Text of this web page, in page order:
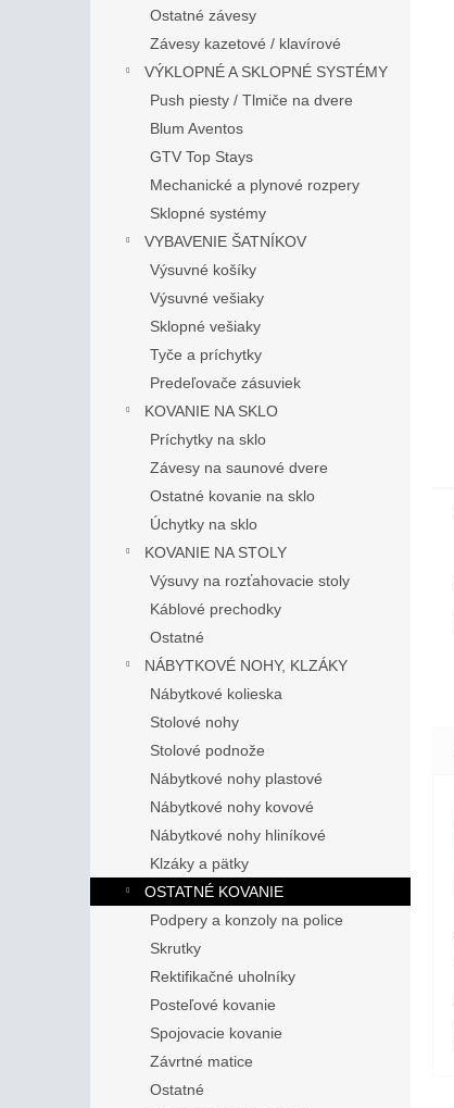
Ostatné závesy
Závesy kazetové / klavírové
VÝKLOPNÉ A SKLOPNÉ SYSTÉMY
Push piesty / Tlmiče na dvere
Blum Aventos
GTV Top Stays
Mechanické a plynové rozpery
Sklopné systémy
VYBAVENIE ŠATNÍKOV
Výsuvné košíky
Výsuvné vešiaky
Sklopné vešiaky
Tyče a príchytky
Predeľovače zásuviek
KOVANIE NA SKLO
Príchytky na sklo
Závesy na saunové dvere
Ostatné kovanie na sklo
Úchytky na sklo
KOVANIE NA STOLY
Výsuvy na rozťahovacie stoly
Káblové prechodky
Ostatné
NÁBYTKOVÉ NOHY, KLZÁKY
Nábytkové kolieska
Stolové nohy
Stolové podnože
Nábytkové nohy plastové
Nábytkové nohy kovové
Nábytkové nohy hliníkové
Klzáky a pätky
OSTATNÉ KOVANIE
Podpery a konzoly na police
Skrutky
Rektifikačné uholníky
Posteľové kovanie
Spojovacie kovanie
Závrtné matice
Ostatné